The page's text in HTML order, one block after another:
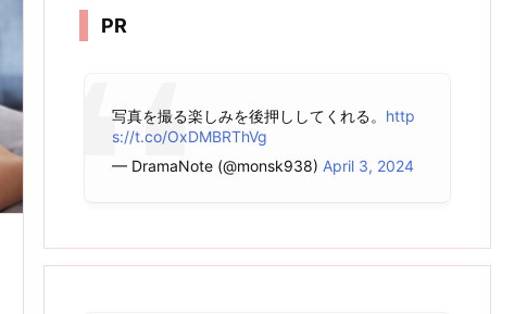
PR
写真を撮る楽しみを後押ししてくれる。 http
s://t.co/OxDMBRThVg
— DramaNote (@monsk938) April 3, 2024